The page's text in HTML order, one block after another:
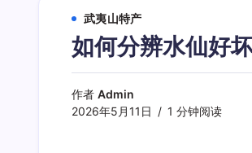
武夷山特产
如何分辨水仙好
作者 Admin
2026年5月11日
1 分钟阅读